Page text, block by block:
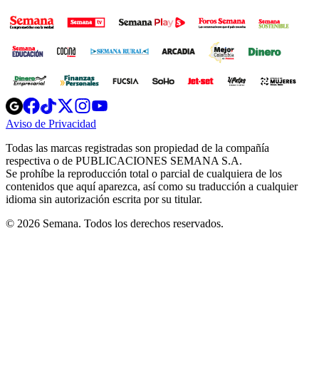
Opens
in
new
Opens
in
new
Opens
in
new
window
Opens
new
windowwindow
Aviso de Privacidad
new
window
Todas las marcas registradas son propiedad de la compañía
respectiva o de PUBLICACIONES SEMANA S.A.
Se prohíbe la reproducción total o parcial de cualquiera de los
contenidos que aquí aparezca, así como su traducción a cualquier
idioma sin autorización escrita por su titular.
© 2026 Semana. Todos los derechos reservados.